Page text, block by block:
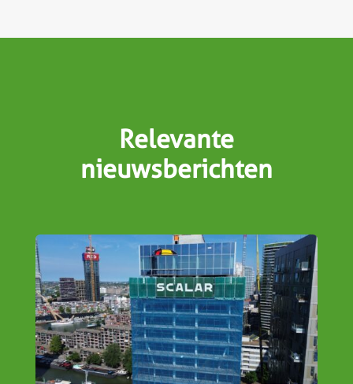
Relevante
nieuwsberichten